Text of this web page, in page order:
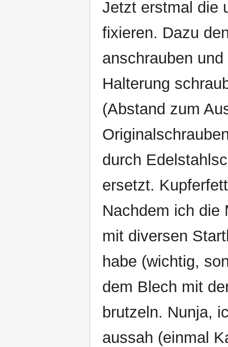
Jetzt erstmal die
fixieren. Dazu
anschrauben
Halterung
(Abstand zum
durch
ersetzt.
Nachdem ich die
mit diversen
habe (wichtig,
dem Blech mit
brutzeln. Nunja,
aussah (einmal